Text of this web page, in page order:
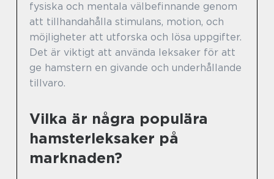
fysiska och mentala välbefinnande genom
att tillhandahålla stimulans, motion, och
möjligheter att utforska och lösa uppgifter.
Det är viktigt att använda leksaker för att
ge hamstern en givande och underhållande
tillvaro.
Vilka är några populära
hamsterleksaker på
marknaden?